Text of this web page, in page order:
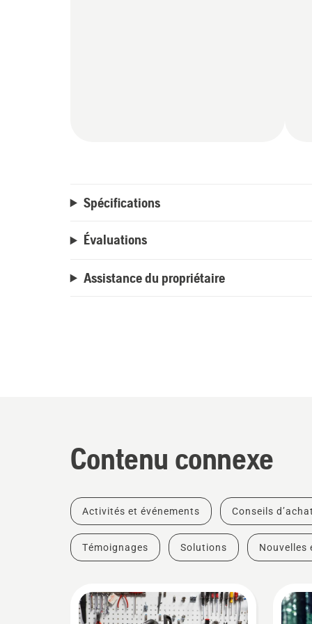
Spécifications
Évaluations
Assistance du propriétaire
Contenu connexe
Activités et événements Conseils d’achat
Témoignages Solutions Nouvelles